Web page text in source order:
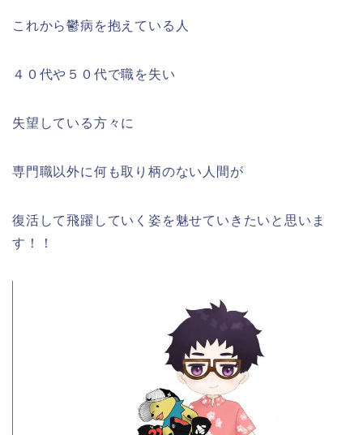
これから鬱病を抱えている人
４０代や５０代で職を失い
失望している方々に
専門職以外に何も取り柄のない人間が
復活して飛躍していく姿を魅せていきたいと思いま
す！！